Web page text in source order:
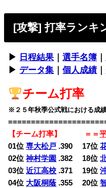
[攻撃] 打率ランキ
▶︎ 日程結果 ｜選手名簿
▶︎ データ集 ｜個人成績｜
チーム打率
※２５年秋季公式戦における成
【チーム打率】 ＝＝
01位専大松戸 .390 17位
02位神村学園 .382 18位
03位近江高校 .371 19位
04位 大阪桐蔭 .355 20位